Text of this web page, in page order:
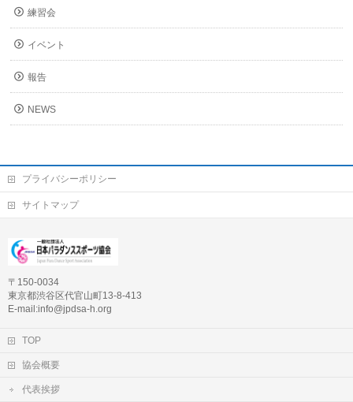
練習会
イベント
報告
NEWS
プライバシーポリシー
サイトマップ
〒150-0034
東京都渋谷区代官山町13-8-413
E-mail:info@jpdsa-h.org
TOP
協会概要
代表挨拶